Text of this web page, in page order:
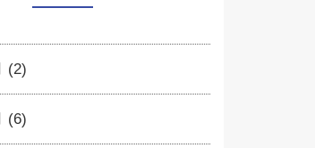
(2)
(6)